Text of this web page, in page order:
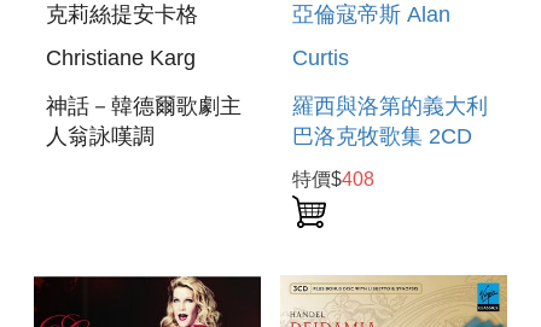
克莉絲提安卡格
Christiane Karg
神話－韓德爾歌劇主
人翁詠嘆調
亞倫寇帝斯 Alan
Curtis
羅西與洛第的義大利
巴洛克牧歌集 2CD
ROSSI LOTTI
MADRIGALS
特價$408